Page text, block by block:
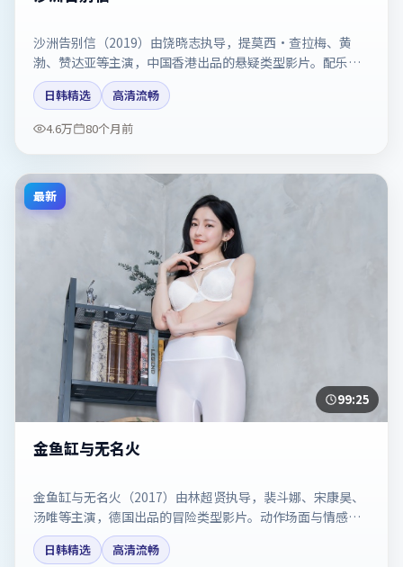
沙洲告别信（2019）由饶晓志执导，提莫西·查拉梅、黄
渤、赞达亚等主演，中国香港出品的悬疑类型影片。配乐与
剪辑强化了宿命感。剧情简介与主创信息可供检索参考，上
映日期以片方资料为准。
日韩精选
高清流畅
4.6万
80个月前
最新
99:25
金鱼缸与无名火
金鱼缸与无名火（2017）由林超贤执导，裴斗娜、宋康昊、
汤唯等主演，德国出品的冒险类型影片。动作场面与情感戏
比例拿捏得当。剧情简介与主创信息可供检索参考，上映日
期以片方资料为准。
日韩精选
高清流畅